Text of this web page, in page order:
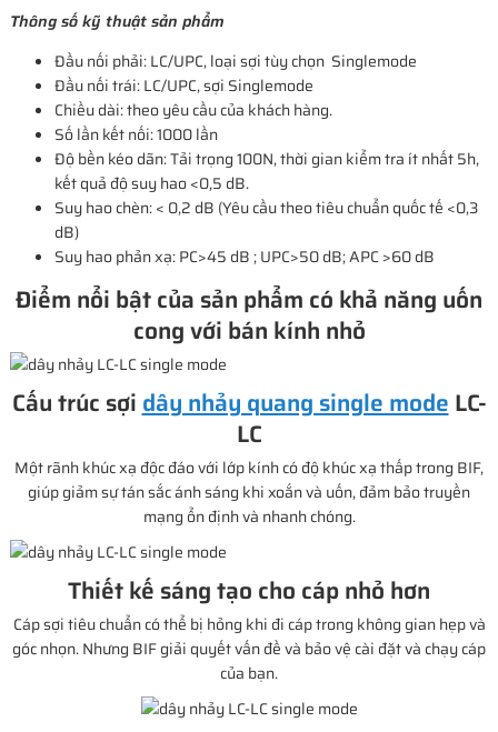
Thông số kỹ thuật sản phẩm
Đầu nối phải: LC/UPC, loại sợi tùy chọn Singlemode
Đầu nối trái: LC/UPC, sợi Singlemode
Chiều dài: theo yêu cầu của khách hàng.
Số lần kết nối: 1000 lần
Độ bền kéo dãn: Tải trọng 100N, thời gian kiểm tra ít nhất 5h,
kết quả độ suy hao <0,5 dB.
Suy hao chèn: < 0,2 dB (Yêu cầu theo tiêu chuẩn quốc tế <0,3
dB)
Suy hao phản xạ: PC>45 dB ; UPC>50 dB; APC >60 dB
Điểm nổi bật của sản phẩm có khả năng uốn
cong với bán kính nhỏ
Cấu trúc sợi dây nhảy quang single mode LC-
LC
Một rãnh khúc xạ độc đáo với lớp kính có độ khúc xạ thấp trong BIF,
giúp giảm sự tán sắc ánh sáng khi xoắn và uốn, đảm bảo truyền
mạng ổn định và nhanh chóng.
Thiết kế sáng tạo cho cáp nhỏ hơn
Cáp sợi tiêu chuẩn có thể bị hỏng khi đi cáp trong không gian hẹp và
góc nhọn. Nhưng BIF giải quyết vấn đề và bảo vệ cài đặt và chạy cáp
của bạn.